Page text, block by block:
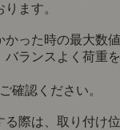
ます。
かった時の最大数値
バランスよく荷重を
確認ください。
る際は、取り付け位